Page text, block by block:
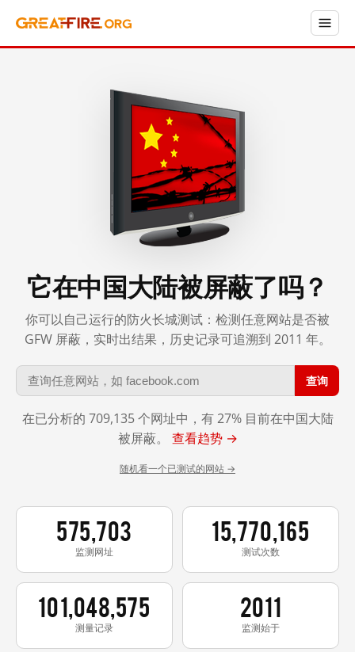
它在中国大陆被屏蔽了吗？
你可以自己运行的防火长城测试：检测任意网站是否被
GFW 屏蔽，实时出结果，历史记录可追溯到 2011 年。
查询
在已分析的 709,135 个网址中，有 27% 目前在中国大陆
被屏蔽。 查看趋势 →
随机看一个已测试的网站 →
575,703
监测网址
15,770,165
测试次数
101,048,575
测量记录
2011
监测始于